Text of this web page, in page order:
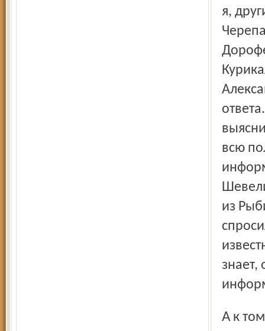
я,
всю
из
знает,
А к тому времени уже стали появляться партии. В конце